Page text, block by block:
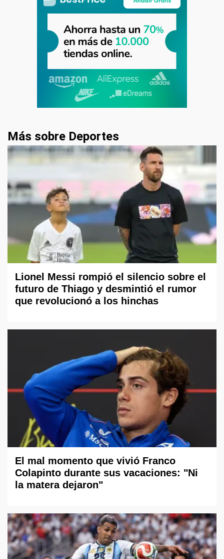
Más sobre Deportes
Lionel Messi rompió el silencio sobre el
futuro de Thiago y desmintió el rumor
que revolucionó a los hinchas
El mal momento que vivió Franco
Colapinto durante sus vacaciones: "Ni
la matera dejaron"